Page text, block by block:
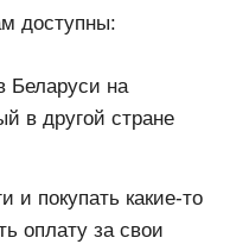
доступны:
Беларуси на
в другой стране
и покупать какие-то
оплату за свои